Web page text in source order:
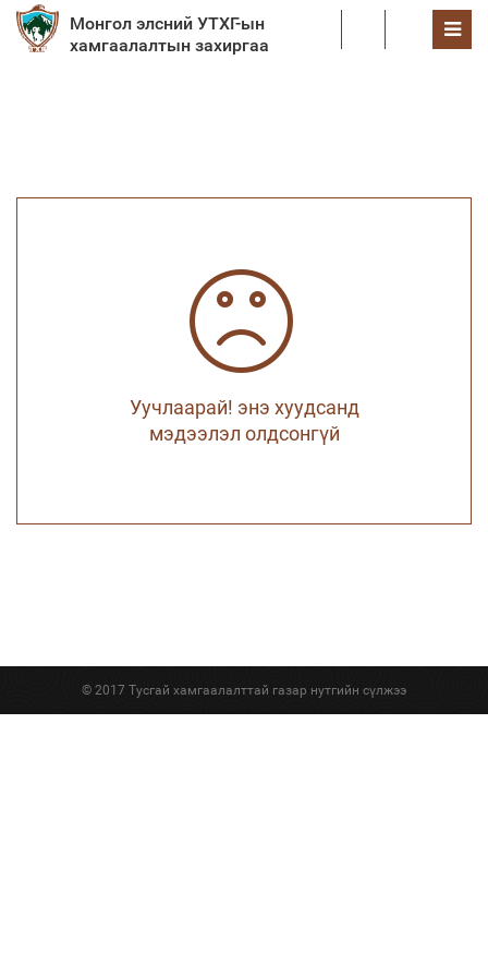
Монгол элсний УТХГ-ын
хамгаалалтын захиргаа
Уучлаарай! энэ хуудсанд
мэдээлэл олдсонгүй
© 2017 Тусгай хамгаалалттай газар нутгийн сүлжээ